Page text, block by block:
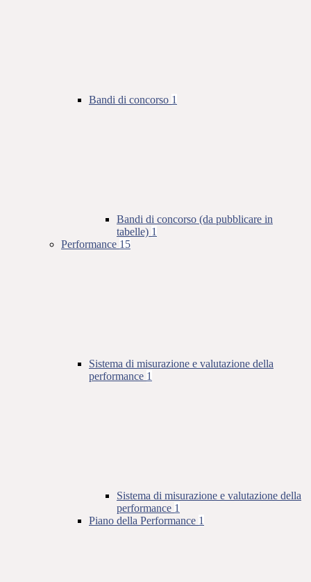
Bandi di concorso 1
Bandi di concorso (da pubblicare in
tabelle) 1
Performance 15
Sistema di misurazione e valutazione della
performance 1
Sistema di misurazione e valutazione della
performance 1
Piano della Performance 1